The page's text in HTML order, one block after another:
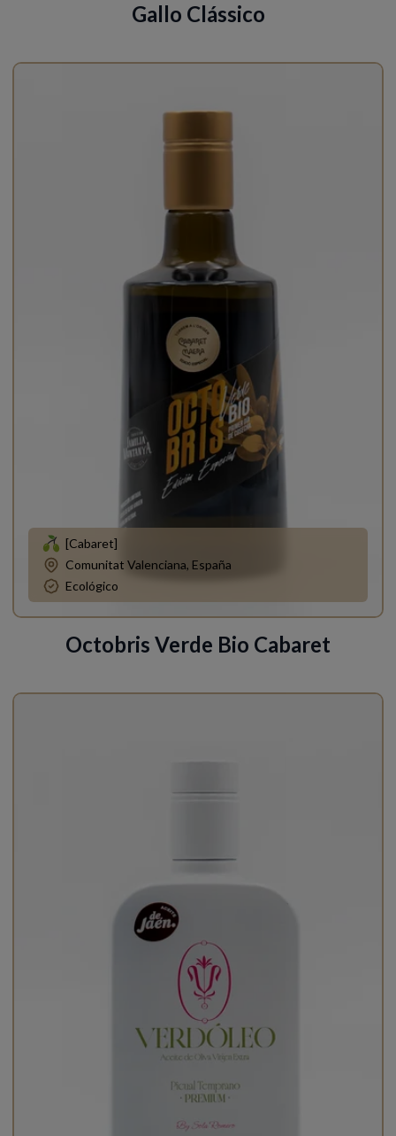
Gallo Clássico
[Cabaret]
Comunitat Valenciana, España
Ecológico
Octobris Verde Bio Cabaret